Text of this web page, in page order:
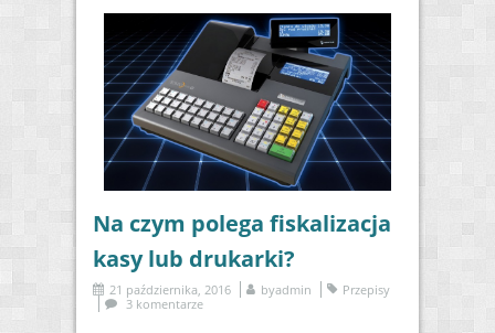
Na czym polega fiskalizacja
kasy lub drukarki?
21 października, 2016 byadmin
Przepisy
3 komentarze